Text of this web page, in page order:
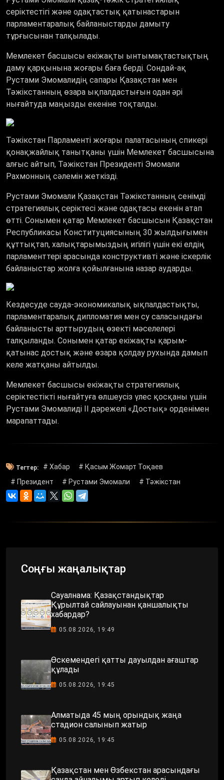
серіктестігі және одақтастық қатынастарын
парламентаралық байланыстарды дамыту
тұрғысынан талқылады.
Мемлекет басшысы екіжақты ынтымақтастықтың
даму қарқынына жоғары баға берді. Сондай-ақ
Рустами Эмомалидің сапары Қазақстан мен
Тәжікстанның өзара ықпалдастығын одан әрі
нығайтуда маңызды екеніне тоқталды.
Тәжікстан Парламенті жоғары палатасының спикері
қонақжайлық танытқаны үшін Мемлекет басшысына
алғыс айтып, Тәжікстан Президенті Эмомали
Рахмонның сәлемін жеткізді.
Рустами Эмомали Қазақстан Тәжікстанның сенімді
стратегиялық серіктесі және одақтасы екенін атап
өтті. Сонымен қатар Мемлекет басшысын Қазақстан
Республикасы Конституциясының 30 жылдығымен
құттықтап, халықтарымыздың игілігі үшін екі елдің
парламенттері арасында конструктивті және іскерлік
байланыстар жолға қойылғанына назар аударды.
Кездесуде сауда-экономикалық ықпалдастықты,
парламентаралық дипломатия мен су саласындағы
байланысты арттырудың өзекті мәселелері
талқыланды. Сонымен қатар екіжақты қарым-
қатынас достық және өзара қолдау рухында дамып
келе жатқаны айтылды.
Мемлекет басшысы екіжақты стратегиялық
серіктестікті нығайтуға өлшеусіз үлес қосқаны үшін
Рустами Эмомалиді ІІ дәрежелі «Достық» орденімен
марапаттады.
Тегтер: # Хабар
# Қасым Жомарт Тоқаев
# Президент
# Рустами Эмомали # Тәжікстан
Соңғы жаңалықтар
Сауалнама: Қазақстандықтар
Құрылтай сайлауынан қаншалықты
хабардар?
05.08.2026, 19:49
Өскемендегі қатты дауылдан ағаштар
құлады
05.08.2026, 19:45
Алматыда 45 мың орындық жаңа
стадион салынып жатыр
05.08.2026, 19:45
Қазақстан мен Өзбекстан арасындағы